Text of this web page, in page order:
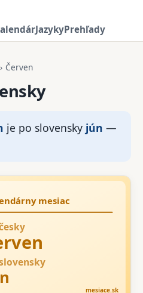
JazykyPrehľady
› Červen
je po slovensky jún —